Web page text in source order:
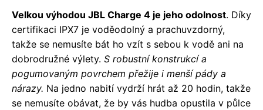
Velkou výhodou JBL Charge 4 je jeho odolnost. Díky
certifikaci IPX7 je voděodolný a prachuvzdorný,
takže se nemusíte bát ho vzít s sebou k vodě ani na
dobrodružné výlety. S robustní konstrukcí a
pogumovaným povrchem přežije i menší pády a
nárazy. Na jedno nabití vydrží hrát až 20 hodin, takže
se nemusíte obávat, že by vás hudba opustila v půlce